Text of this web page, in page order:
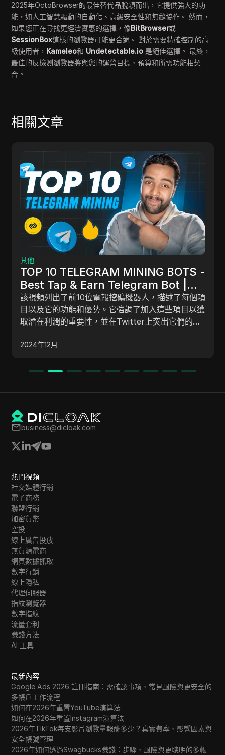
2025年OctoBrowser的最佳替代品脫穎而出，它提供強大的功
能，如人工智慧驅動的自動化、高級安全性和無縫協作。 然而，
如果您正在尋找更經濟實惠的選擇，像BitBrowser或
SessionBox這樣的瀏覽器可能更合適。 對於需要精確控制的高
級使用者， Kameleo和 Undetectable.io 是絕佳選擇。 最終，
最佳的反檢測瀏覽器將與您的運營目標、預算和所需功能相契
合。
相關文章
其他
TOP 10 TELEGRAM MINING BOTS -
Best Tap & Earn Telegram Bot |
Telegram Mining Airdrop 前10名
TELEGRAM挖礦機器人-最佳Tap＆
礦空投
該視頻列出了前10位電報挖礦機器人，描述了每個項
目以及它的功能和優勢。它強調了加入這些項目以獲
取潛在利潤的重要性，並在Twitter上突出它們的社
2024年12月
business@dicloak.com
熱門視頻
社交媒體行銷
電子商務
聯盟行銷
加密貨幣
空投
線上廣告投放
無貨源電商
網頁數據抓取
數字行銷
線上隱私
代理伺服器
指紋瀏覽器
數字指紋
流量套利
賺錢方法
AI 工具
最新內容
Google Ads 2026 註冊指南：需確認事項、常見風險與更安全的
多帳戶工作流程
如何在2026年重置YouTube演算法
如何在2026年重置Instagram演算法
2026年TikTok每支影片瀏覽量報酬多少？真實費率、影響因素與
安全帳號管理
2026年如何透過Swagbucks賺錢：步驟、風險與更聰明的多帳